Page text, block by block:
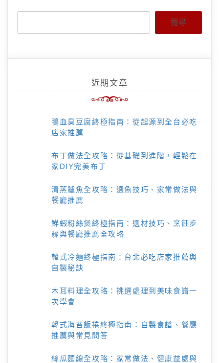
搜尋
近期文章
鴨血臭豆腐終極指南：從起源到全台必吃
店家推薦
布丁做法全攻略：從基礎到進階，輕鬆在
家DIY完美布丁
清蒸鱸魚全攻略：選魚技巧、家常做法與
餐廳推薦
鮮蝦粉絲煲終極指南：選材技巧、烹飪步
驟與餐廳推薦全攻略
韓式冷麵終極指南：台北必吃店家推薦與
自製秘訣
木耳料理全攻略：挑選處理到美味食譜一
次學會
韓式海苔飯捲終極指南：自製食譜、餐廳
推薦與常見問答
絲瓜麵線全攻略：家常做法、健康益處與